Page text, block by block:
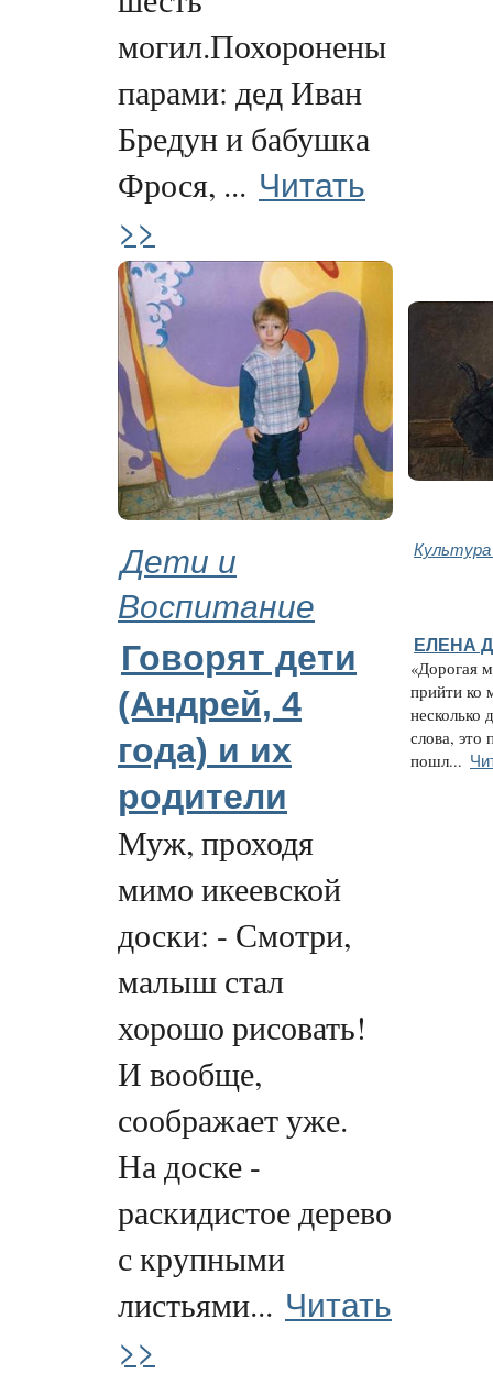
могил.Похоронены
парами: дед Иван
Бредун и бабушка
Фрося, ... Читать
>>
Дети и
Воспитание
Говорят дети
(Андрей, 4
года) и их
родители
Муж, проходя
мимо икеевской
доски: - Смотри,
малыш стал
хорошо рисовать!
И вообще,
соображает уже.
На доске -
раскидистое дерево
с крупными
листьями... Читать
>>
ЕЛЕНА
«Дорогая
прийти ко
несколько
слова, это
пошл...